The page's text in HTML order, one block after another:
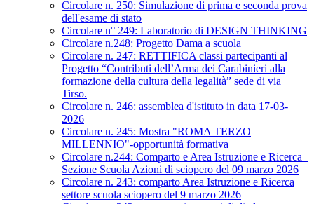
Circolare n. 250: Simulazione di prima e seconda prova
dell'esame di stato
Circolare n° 249: Laboratorio di DESIGN THINKING
Circolare n.248: Progetto Dama a scuola
Circolare n. 247: RETTIFICA classi partecipanti al
Progetto “Contributi dell’Arma dei Carabinieri alla
formazione della cultura della legalità” sede di via
Tirso.
Circolare n. 246: assemblea d'istituto in data 17-03-
2026
Circolare n. 245: Mostra "ROMA TERZO
MILLENNIO"-opportunità formativa
Circolare n.244: Comparto e Area Istruzione e Ricerca–
Sezione Scuola Azioni di sciopero del 09 marzo 2026
Circolare n. 243: comparto Area Istruzione e Ricerca
settore scuola sciopero del 9 marzo 2026